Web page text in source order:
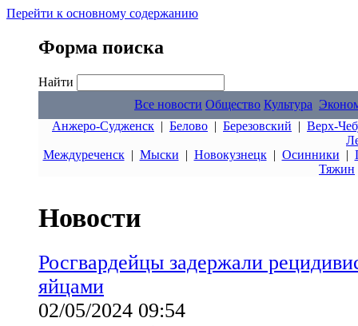
Перейти к основному содержанию
Форма поиска
Найти
Все новости Общество Культура
Анжеро-Судженск | Белово | Березовский | Верх-
Междуреченск| Мыски | Новокузнецк| Осинники |
Тяжин
Новости
Росгвардейцы задержали
яйцами
02/05/2024 09:54